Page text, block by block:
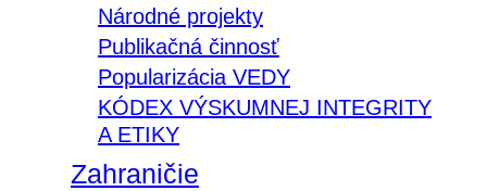
Národné projekty
Publikačná činnosť
Popularizácia VEDY
KÓDEX VÝSKUMNEJ INTEGRITY
A ETIKY
Zahraničie